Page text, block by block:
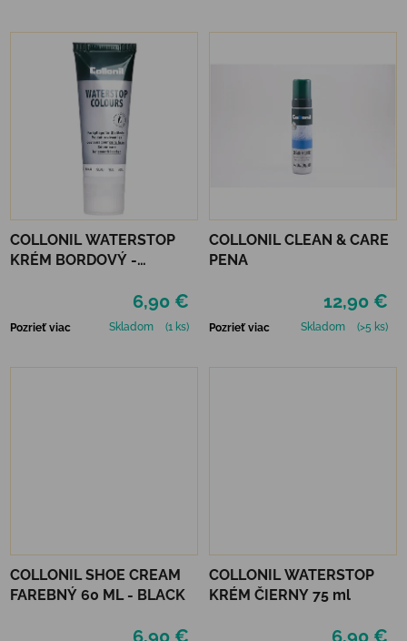
COLLONIL WATERSTOP
KRÉM BORDOVÝ -
6,90 €
Pozrieť viac Skladom (1 ks)
COLLONIL CLEAN & CARE
PENA
12,90 €
Pozrieť viac Skladom (>5 ks)
COLLONIL SHOE CREAM
FAREBNÝ 60 ML - BLACK
6,90 €
COLLONIL WATERSTOP
KRÉM ČIERNY 75 ml
6,90 €